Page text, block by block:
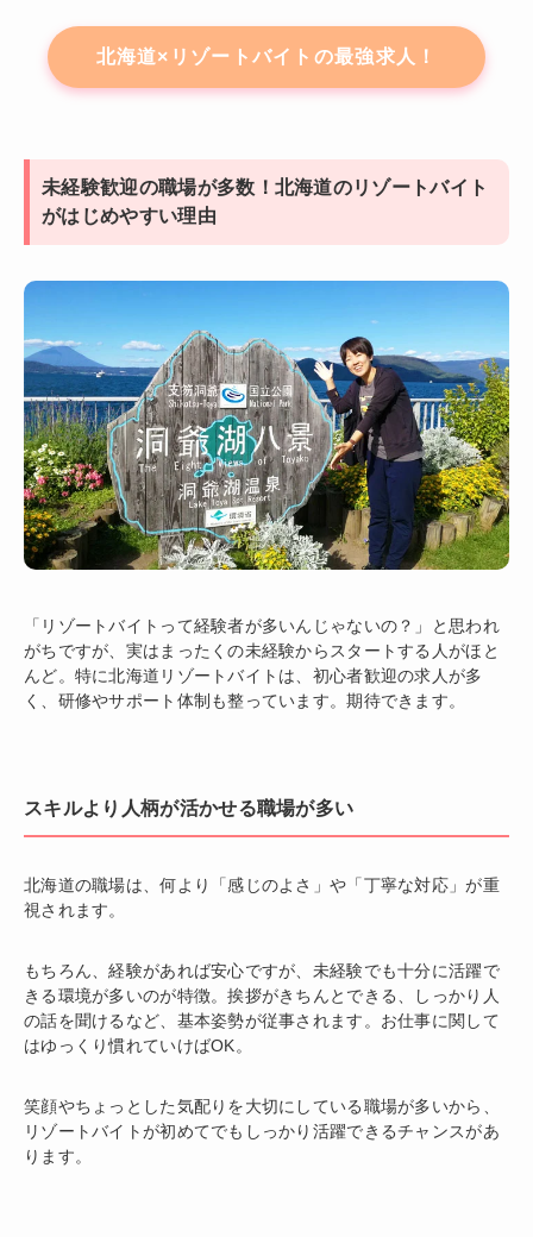
北海道×リゾートバイトの最強求人！
未経験歓迎の職場が多数！北海道のリゾートバイト
がはじめやすい理由
「リゾートバイトって経験者が多いんじゃないの？」と思われ
がちですが、実はまったくの未経験からスタートする人がほと
んど。特に北海道リゾートバイトは、初心者歓迎の求人が多
く、研修やサポート体制も整っています。期待できます。
スキルより人柄が活かせる職場が多い
北海道の職場は、何より「感じのよさ」や「丁寧な対応」が重
視されます。
もちろん、経験があれば安心ですが、未経験でも十分に活躍で
きる環境が多いのが特徴。挨拶がきちんとできる、しっかり人
の話を聞けるなど、基本姿勢が従事されます。お仕事に関して
はゆっくり慣れていけばOK。
笑顔やちょっとした気配りを大切にしている職場が多いから、
リゾートバイトが初めてでもしっかり活躍できるチャンスがあ
ります。